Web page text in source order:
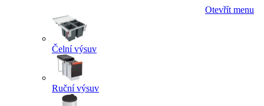
Otevřít menu
Čelní výsuv
Ruční výsuv